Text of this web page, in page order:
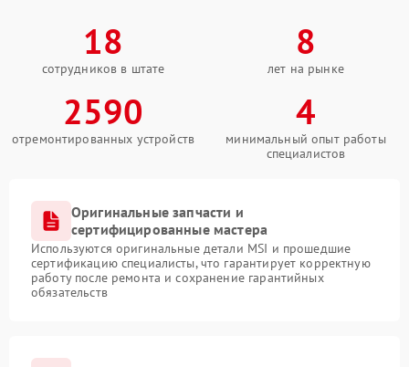
18
сотрудников в штате
8
лет на рынке
2590
отремонтированных устройств
4
минимальный опыт работы
специалистов
Оригинальные запчасти и
сертифицированные мастера
Используются оригинальные детали MSI и прошедшие
сертификацию специалисты, что гарантирует корректную
работу после ремонта и сохранение гарантийных
обязательств